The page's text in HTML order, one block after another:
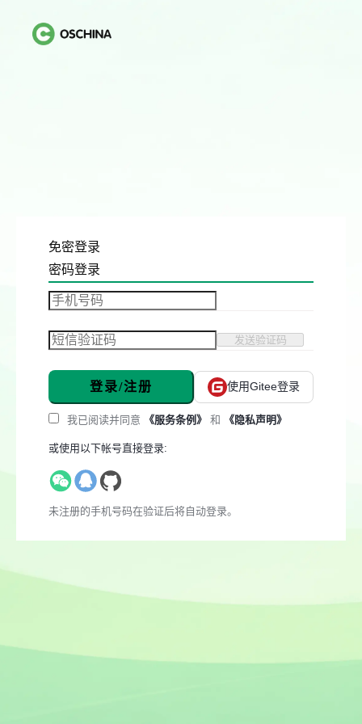
免密登录
密码登录
发送验证码
登录/注册 使用Gitee登录
我已阅读并同意 《服务条例》 和 《隐私声明》
或使用以下帐号直接登录:
未注册的手机号码在验证后将自动登录。